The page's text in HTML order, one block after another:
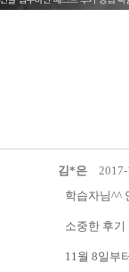
김*은
학습자님^^
소중한 후기
11월 8일부